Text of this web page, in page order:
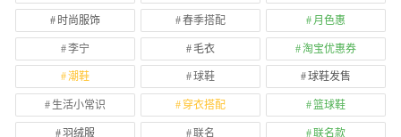
时尚服饰 春季搭配 月色惠
李宁 毛衣 淘宝优惠券
潮鞋 球鞋 球鞋发售
生活小常识 穿衣搭配 篮球鞋
羽绒服 联名 联名款